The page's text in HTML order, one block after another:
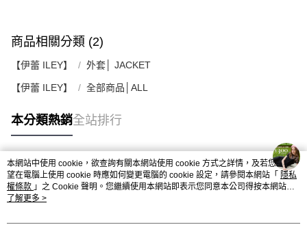
商品相關分類 (2)
【伊蕾 ILEY】 外套│ JACKET
【伊蕾 ILEY】 全部商品│ALL
本分類熱銷全站排行
熱門標籤
本網站中使用 cookie，欲查詢有關本網站使用 cookie 方式之詳情，及若您不希
望在電腦上使用 cookie 時應如何變更電腦的 cookie 設定，請參閱本網站「 隱私
權條款 」之 Cookie 聲明。您繼續使用本網站即表示您同意本公司得按本網站使
用條款之 Cookie 聲明使用 cookie。
了解更多 >